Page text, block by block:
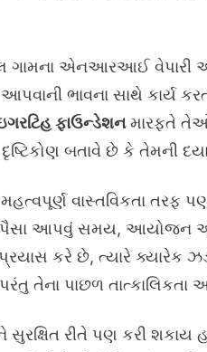
ગામના એનઆરઆઈ વેપારી
ભાવના સાથે કાર્ય
ફાઉન્ડેશનમારફતે
બતાવે છે કે તેમની
વાસ્તવિકતા તરફ
આપવું સમય, આયોજન અને
કરે છે, ત્યારે ક્યારેક
તેના પાછળ
રીતે પણ કરી